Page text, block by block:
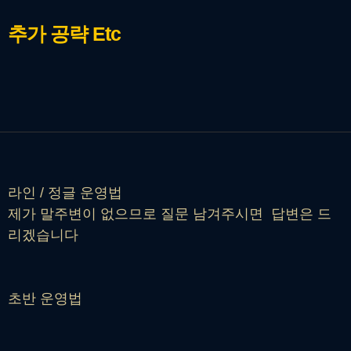
추가 공략Etc
라인 / 정글 운영법
제가 말주변이 없으므로 질문 남겨주시면 답변은 드
리겠습니다
초반 운영법